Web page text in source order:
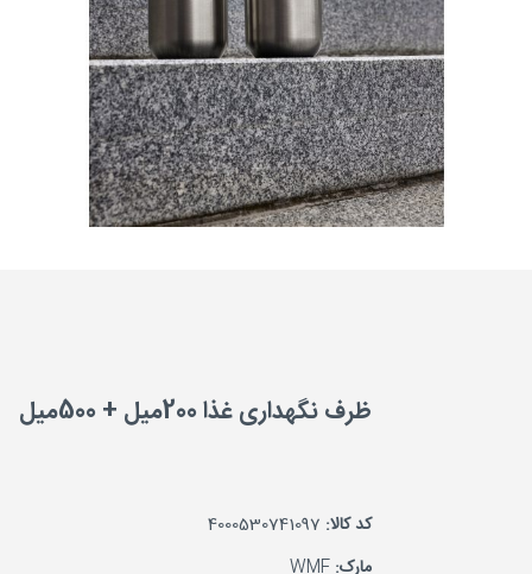
ظرف نگهداری غذا 200میل + 500میل
کد کالا:4000530741097
مارک:WMF